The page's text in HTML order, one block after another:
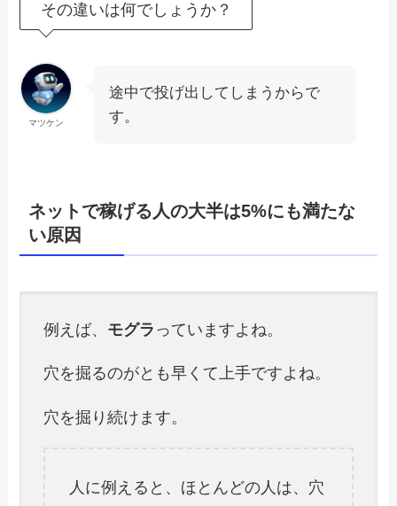
その違いは何でしょうか？
マツケン
途中で投げ出してしまうからで
す。
ネットで稼げる人の大半は5%にも満たな
い原因
例えば、 モグラ っていますよね。
穴を掘るのがとも早くて上手ですよね。
穴を掘り続けます。
人に例えると、ほとんどの人は、穴